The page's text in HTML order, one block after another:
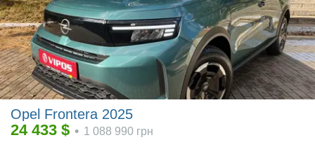
Opel Frontera 2025
24 433 $ • 1 088 990 грн